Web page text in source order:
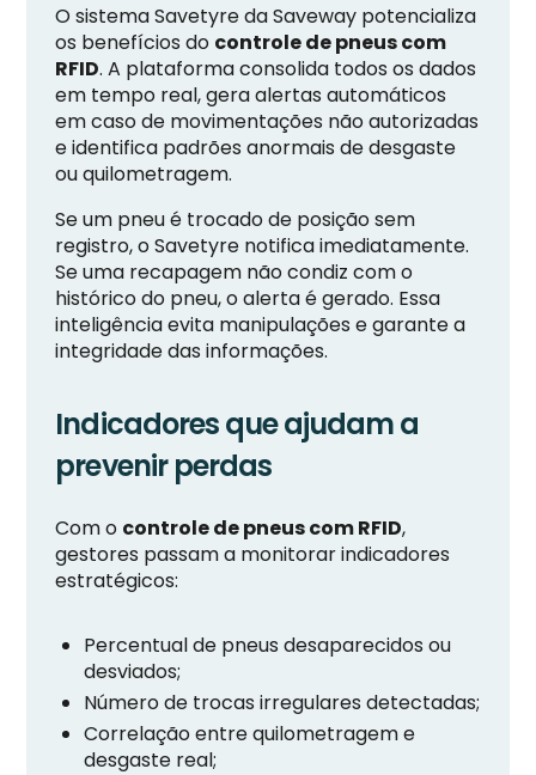
O sistema Savetyre da Saveway potencializa
os benefícios do controle de pneus com
RFID. A plataforma consolida todos os dados
em tempo real, gera alertas automáticos
em caso de movimentações não autorizadas
e identifica padrões anormais de desgaste
ou quilometragem.
Se um pneu é trocado de posição sem
registro, o Savetyre notifica imediatamente.
Se uma recapagem não condiz com o
histórico do pneu, o alerta é gerado. Essa
inteligência evita manipulações e garante a
integridade das informações.
Indicadores que ajudam a
prevenir perdas
Com o controle de pneus com RFID,
gestores passam a monitorar indicadores
estratégicos:
Percentual de pneus desaparecidos ou
desviados;
Número de trocas irregulares detectadas;
Correlação entre quilometragem e
desgaste real;